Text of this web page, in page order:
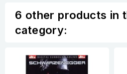
6 other products in
category: